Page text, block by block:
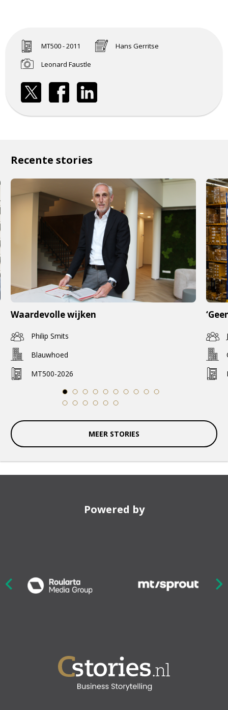
MT500 - 2011
Hans Gerritse
Leonard Faustle
Recente stories
Waardevolle wijken
Philip Smits
Blauwhoed
MT500-2026
1
2 3 4 5 6 7 8 9
10
11 12 13 14 15 16
MEER STORIES
Powered by